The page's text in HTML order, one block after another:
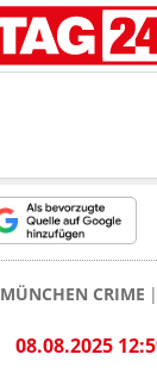
MÜNCHEN CRIME
08.08.2025